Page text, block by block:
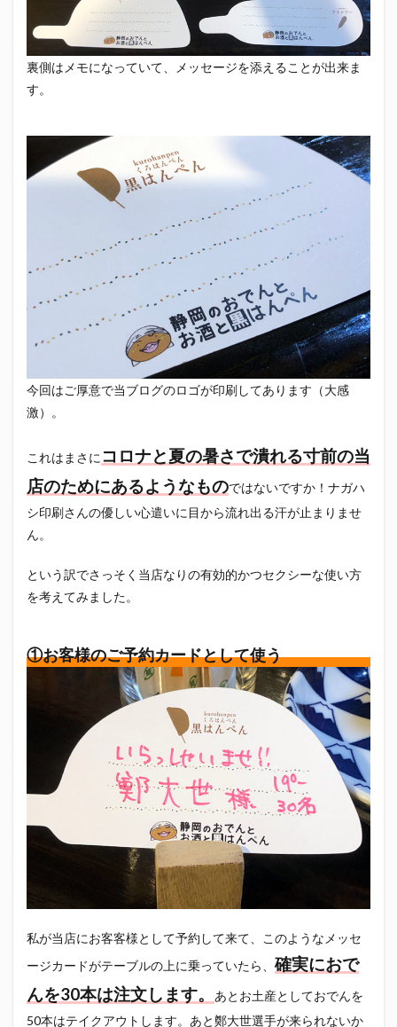
裏側はメモになっていて、メッセージを添えることが出来ま
す。
今回はご厚意で当ブログのロゴが印刷してあります（大感
激）。
これはまさに コロナと夏の暑さで潰れる寸前の当
店のためにあるようなものではないですか！ナガハ
シ印刷さんの優しい心遣いに目から流れ出る汗が止まりませ
ん。
という訳でさっそく当店なりの有効的かつセクシーな使い方
を考えてみました。
①お客様のご予約カードとして使う
私が当店にお客客様として予約して来て、このようなメッセ
ージカードがテーブルの上に乗っていたら、確実におで
んを30本は注文します。
あとお土産としておでんを
50本はテイクアウトします。あと鄭大世選手が来られないか